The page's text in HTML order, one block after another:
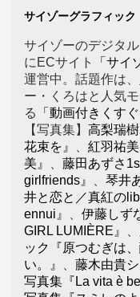
サイゾーグラフィック
サイゾーのデジタ
にECサイト
「サイ
運営中。話題作は
ー・くろはと人気
る
「動画付きくす
【写真集】 高梨瑞
花束を』
紅羽祐
美』
藤田あずさ
girlfriends』
琴井
井と恋と／真紅の
ennui』
伊藤しず
GIRL LUMIÈRE』
ック『原つむぎは
い。』
藤木由貴
写真集『La vita è